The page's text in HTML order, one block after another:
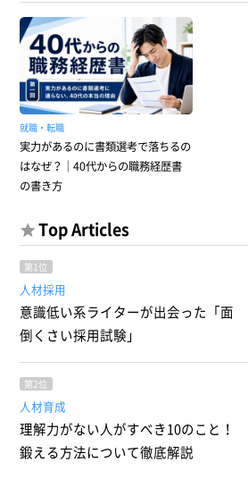
就職・転職
実力があるのに書類選考で落ちるの
はなぜ？｜40代からの職務経歴書
の書き方
Top Articles
第1位
人材採用
意識低い系ライターが出会った「面
倒くさい採用試験」
第2位
人材育成
理解力がない人がすべき10のこと！
鍛える方法について徹底解説